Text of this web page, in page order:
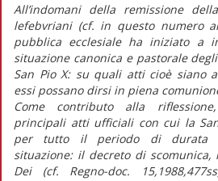
All’indomani della remissione
lefebvriani (cf. in questo numero
pubblica ecclesiale ha iniziato a
situazione canonica e pastorale
San Pio X: su quali atti cioè siano
essi possano dirsi in piena
Come contributo alla
principali atti ufficiali con cui la
per tutto il periodo di durata
situazione: il decreto di
Dei (cf. Regno-doc.